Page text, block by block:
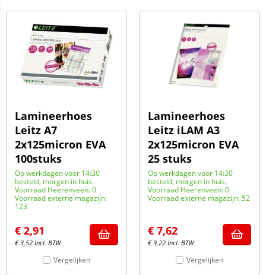
Lamineerhoes
Leitz A7
2x125micron EVA
100stuks
Op werkdagen voor 14:30
besteld, morgen in huis.
Voorraad Heerenveen: 0
Voorraad externe magazijn:
123
€ 2,91
€3,52 Incl. BTW
Vergelijken
Lamineerhoes
Leitz iLAM A3
2x125micron EVA
25 stuks
Op werkdagen voor 14:30
besteld, morgen in huis.
Voorraad Heerenveen: 0
Voorraad externe magazijn: 52
€ 7,62
€9,22 Incl. BTW
Vergelijken